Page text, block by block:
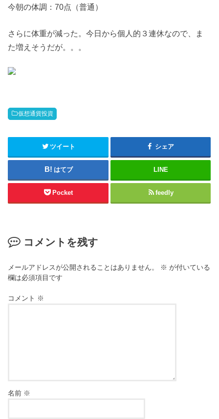
今朝の体調：70点（普通）
さらに体重が減った。今日から個人的３連休なので、ま
た増えそうだが。。。
仮想通貨投資
ツイート シェア
はてブ LINE
Pocket feedly
コメントを残す
メールアドレスが公開されることはありません。 ※ が付いている
欄は必須項目です
コメント ※
名前 ※